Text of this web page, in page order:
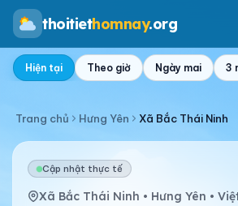
thoitiethomnay.org
Hiện tại Theo giờ Ngày mai 3
Trang chủ Hưng Yên Xã Bắc Thái Ninh
Cập nhật thực tế
Xã Bắc Thái Ninh • Hưng Yên •